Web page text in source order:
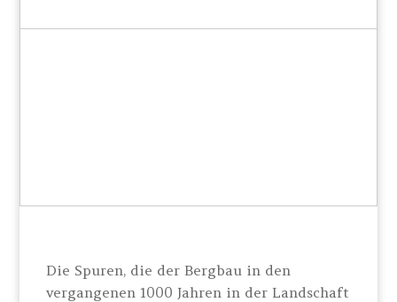
Die Spuren, die der Bergbau in den
vergangenen 1000 Jahren in der Landschaft